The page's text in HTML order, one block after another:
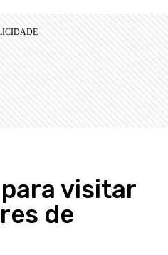
visitar
de